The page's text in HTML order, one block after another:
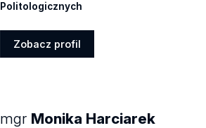
Politologicznych
Zobacz profil
mgr Monika Harciarek